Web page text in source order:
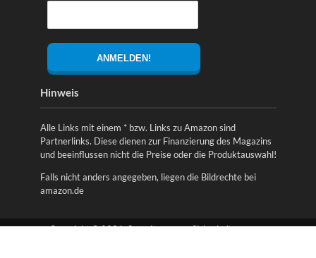
Hinweis
Alle Links mit einem * bzw. Links zu Amazon sind
Partnerlinks. Diese dienen zur Finanzierung des Magazins
und beeinflussen nicht die Preise oder die Produktauswahl!
Falls nicht anders angegeben, liegen die Bildrechte bei
amazon.de
Copyright © 2026. Securityszene - Sicherheitsnews,